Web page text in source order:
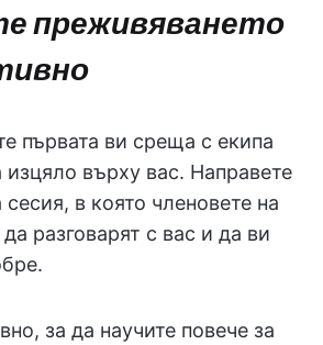
преживяването
първата ви среща с екипа
върху вас. Направете
сесия, в която членовете на
разговарят с вас и да ви
за да научите повече за